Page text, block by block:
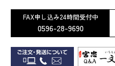
FAX申し込み24時間受付中
0596-28-9690